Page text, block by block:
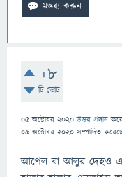
+8
টি ভোট
05 অক্টোবর 2020 উত্তর প্রদান
09 অক্টোবর 2020 সম্পাদিত
আপেল বা আলুর দেহও